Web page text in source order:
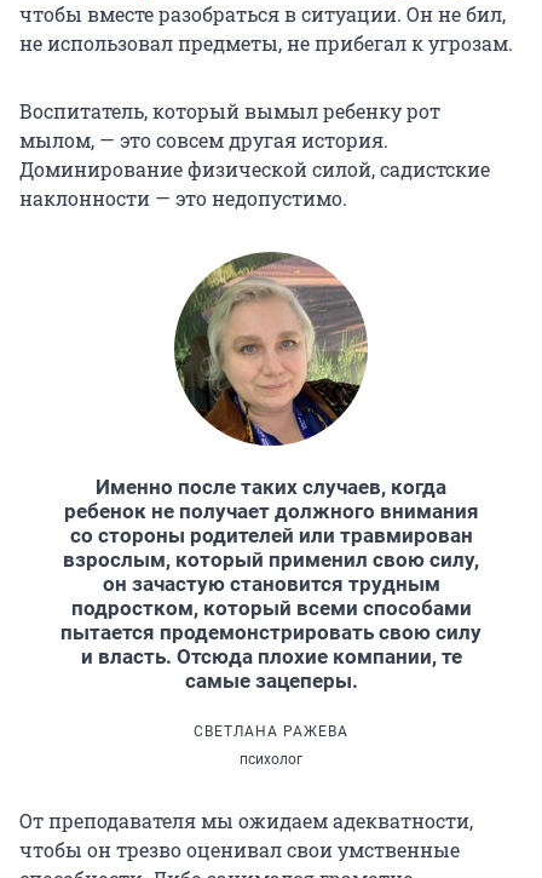
чтобы вместе разобраться в ситуации. Он не бил,
не использовал предметы, не прибегал к угрозам.
Воспитатель, который вымыл ребенку рот
мылом, — это совсем другая история.
Доминирование физической силой, садистские
наклонности — это недопустимо.
Именно после таких случаев, когда
ребенок не получает должного внимания
со стороны родителей или травмирован
взрослым, который применил свою силу,
он зачастую становится трудным
подростком, который всеми способами
пытается продемонстрировать свою силу
и власть. Отсюда плохие компании, те
самые зацеперы.
СВЕТЛАНА РАЖЕВА
психолог
От преподавателя мы ожидаем адекватности,
чтобы он трезво оценивал свои умственные